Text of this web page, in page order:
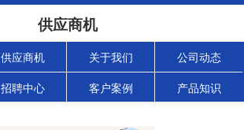
供应商机
供应商机 关于我们 公司动态
招聘中心 客户案例 产品知识